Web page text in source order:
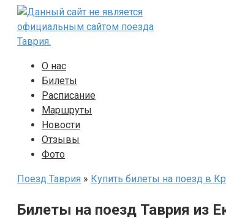
Перейти
контенту
О нас
Билеты
Расписание
Маршруты
Новости
Отзывы
Фото
Поезд Таврия » Купить билеты на поезд в
Билеты на поезд Таврия из